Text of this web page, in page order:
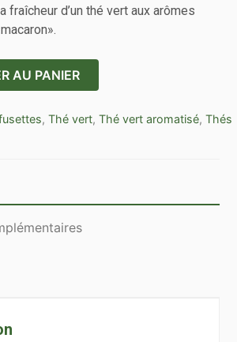
fraîcheur d’un thé vert aux arômes
AU PANIER
, Thé vert, Thé vert aromatisé, Thés